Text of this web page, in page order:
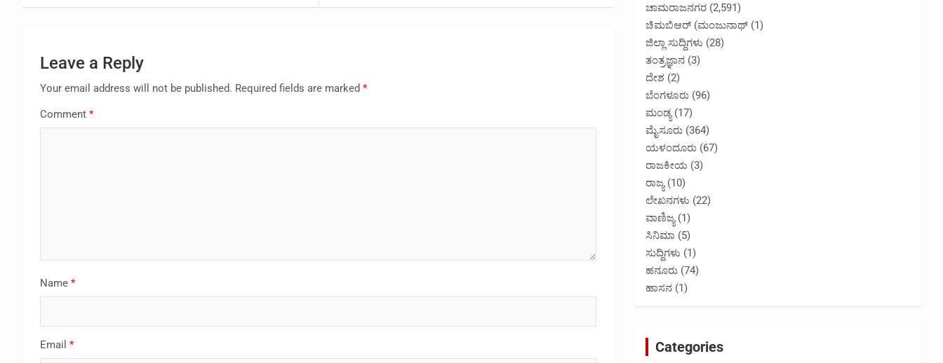
Leave a Reply
Your email address will not be published. Required fields are marked *
Comment *
Name *
Email *
ಚಾಮರಾಜನಗರ (2,591)
ಚಿಮಬಿಆರ್ (ಮಂಜುನಾಥ್ (1)
ಜಿಲ್ಲಾ ಸುದ್ದಿಗಳು (28)
ತಂತ್ರಜ್ಞಾನ (3)
ದೇಶ (2)
ಬೆಂಗಳೂರು (96)
ಮಂಡ್ಯ(17)
ಮೈಸೂರು (364)
ಯಳಂದೂರು (67)
ರಾಜಕೀಯ (3)
ರಾಜ್ಯ(10)
ಲೇಖನಗಳು (22)
ವಾಣಿಜ್ಯ(1)
ಸಿನಿಮಾ (5)
ಸುದ್ದಿಗಳು (1)
ಹನೂರು (74)
ಹಾಸನ (1)
Categories